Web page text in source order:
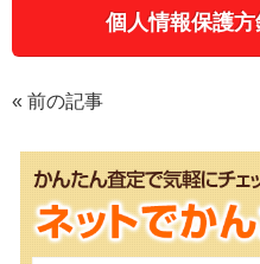
« 前の記事